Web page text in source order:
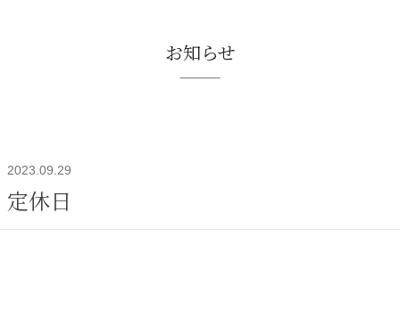
お知らせ
2023.09.29
定休日